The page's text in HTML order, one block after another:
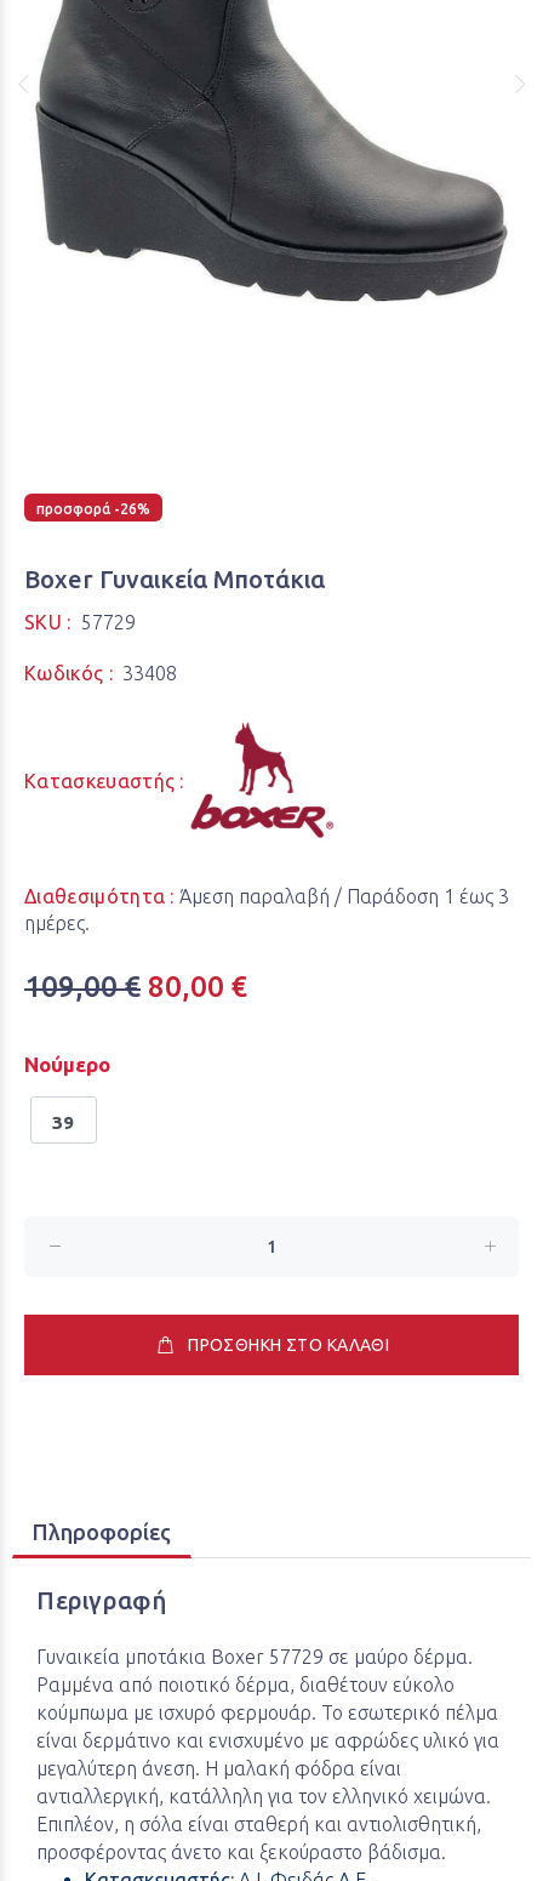
προσφορά -26%
Boxer Γυναικεία Μποτάκια
SKU : 57729
Κωδικός : 33408
Κατασκευαστής :
Διαθεσιμότητα : Άμεση παραλαβή / Παράδoση 1 έως 3
ημέρες.
109,00 € 80,00 €
Νούμερο
39
ΠΡΟΣΘΗΚΗ ΣΤΟ ΚΑΛΑΘΙ
Πληροφορίες
Περιγραφή
Γυναικεία μποτάκια Boxer 57729 σε μαύρο δέρμα.
Ραμμένα από ποιοτικό δέρμα, διαθέτουν εύκολο
κούμπωμα με ισχυρό φερμουάρ. Το εσωτερικό πέλμα
είναι δερμάτινο και ενισχυμένο με αφρώδες υλικό για
μεγαλύτερη άνεση. Η μαλακή φόδρα είναι
αντιαλλεργική, κατάλληλη για τον ελληνικό χειμώνα.
Επιπλέον, η σόλα είναι σταθερή και αντιολισθητική,
προσφέροντας άνετο και ξεκούραστο βάδισμα.